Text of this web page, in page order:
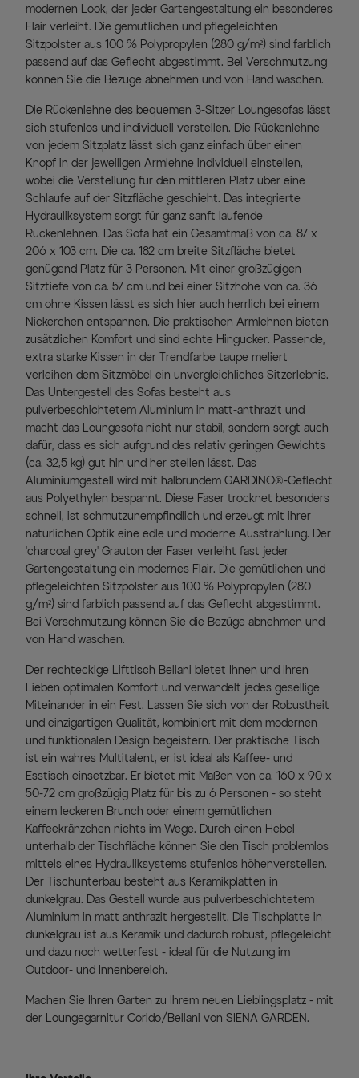
modernen Look, der jeder Gartengestaltung ein besonderes
Flair verleiht. Die gemütlichen und pflegeleichten
Sitzpolster aus 100 % Polypropylen (280 g/m²) sind farblich
passend auf das Geflecht abgestimmt. Bei Verschmutzung
können Sie die Bezüge abnehmen und von Hand waschen.
Die Rückenlehne des bequemen 3-Sitzer Loungesofas lässt
sich stufenlos und individuell verstellen. Die Rückenlehne
von jedem Sitzplatz lässt sich ganz einfach über einen
Knopf in der jeweiligen Armlehne individuell einstellen,
wobei die Verstellung für den mittleren Platz über eine
Schlaufe auf der Sitzfläche geschieht. Das integrierte
Hydrauliksystem sorgt für ganz sanft laufende
Rückenlehnen. Das Sofa hat ein Gesamtmaß von ca. 87 x
206 x 103 cm. Die ca. 182 cm breite Sitzfläche bietet
genügend Platz für 3 Personen. Mit einer großzügigen
Sitztiefe von ca. 57 cm und bei einer Sitzhöhe von ca. 36
cm ohne Kissen lässt es sich hier auch herrlich bei einem
Nickerchen entspannen. Die praktischen Armlehnen bieten
zusätzlichen Komfort und sind echte Hingucker. Passende,
extra starke Kissen in der Trendfarbe taupe meliert
verleihen dem Sitzmöbel ein unvergleichliches Sitzerlebnis.
Das Untergestell des Sofas besteht aus
pulverbeschichtetem Aluminium in matt-anthrazit und
macht das Loungesofa nicht nur stabil, sondern sorgt auch
dafür, dass es sich aufgrund des relativ geringen Gewichts
(ca. 32,5 kg) gut hin und her stellen lässt. Das
Aluminiumgestell wird mit halbrundem GARDINO®-Geflecht
aus Polyethylen bespannt. Diese Faser trocknet besonders
schnell, ist schmutzunempfindlich und erzeugt mit ihrer
natürlichen Optik eine edle und moderne Ausstrahlung. Der
'charcoal grey' Grauton der Faser verleiht fast jeder
Gartengestaltung ein modernes Flair. Die gemütlichen und
pflegeleichten Sitzpolster aus 100 % Polypropylen (280
g/m²) sind farblich passend auf das Geflecht abgestimmt.
Bei Verschmutzung können Sie die Bezüge abnehmen und
von Hand waschen.
Der rechteckige Lifttisch Bellani bietet Ihnen und Ihren
Lieben optimalen Komfort und verwandelt jedes gesellige
Miteinander in ein Fest. Lassen Sie sich von der Robustheit
und einzigartigen Qualität, kombiniert mit dem modernen
und funktionalen Design begeistern. Der praktische Tisch
ist ein wahres Multitalent, er ist ideal als Kaffee- und
Esstisch einsetzbar. Er bietet mit Maßen von ca. 160 x 90 x
50-72 cm großzügig Platz für bis zu 6 Personen - so steht
einem leckeren Brunch oder einem gemütlichen
Kaffeekränzchen nichts im Wege. Durch einen Hebel
unterhalb der Tischfläche können Sie den Tisch problemlos
mittels eines Hydrauliksystems stufenlos höhenverstellen.
Der Tischunterbau besteht aus Keramikplatten in
dunkelgrau. Das Gestell wurde aus pulverbeschichtetem
Aluminium in matt anthrazit hergestellt. Die Tischplatte in
dunkelgrau ist aus Keramik und dadurch robust, pflegeleicht
und dazu noch wetterfest - ideal für die Nutzung im
Outdoor- und Innenbereich.
Machen Sie Ihren Garten zu Ihrem neuen Lieblingsplatz - mit
der Loungegarnitur Corido/Bellani von SIENA GARDEN.